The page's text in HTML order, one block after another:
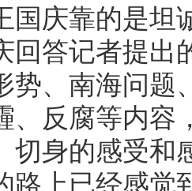
国庆靠的是坦
回答记者提出
势、南海问题
、反腐等内容
切身的感受和
路上已经感觉